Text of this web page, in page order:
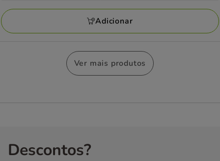
avaliações
142.28€
Adicionar
Ver mais produtos
Descontos?